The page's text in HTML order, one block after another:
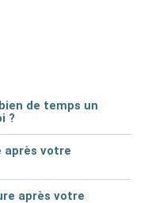
de temps un
?
après votre
après votre